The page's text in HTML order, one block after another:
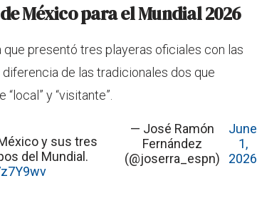
México para el Mundial 2026
presentó tres playeras oficiales con las
de las tradicionales dos que
y “visitante”.
y sus tres
del Mundial.
— José Ramón
Fernández
(@joserra_espn)
June
1,
2026